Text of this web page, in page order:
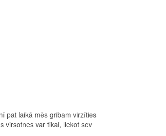
pat laikā mēs gribam virzīties
virsotnes var tikai, liekot sev